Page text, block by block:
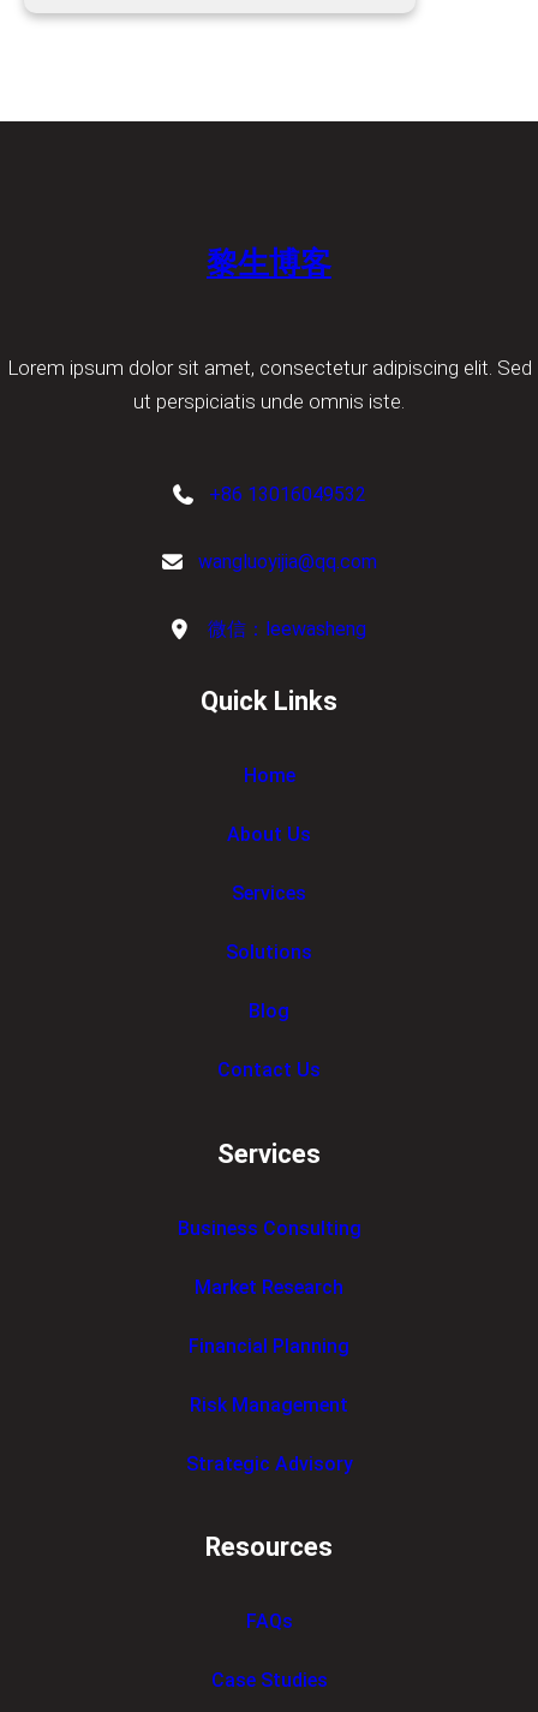
黎生博客
Lorem ipsum dolor sit amet, consectetur adipiscing elit. Sed
ut perspiciatis unde omnis iste.
+86 13016049532
wangluoyijia@qq.com
微信：leewasheng
Quick Links
Home
About Us
Services
Solutions
Blog
Contact Us
Services
Business Consulting
Market Research
Financial Planning
Risk Management
Strategic Advisory
Resources
FAQs
Case Studies